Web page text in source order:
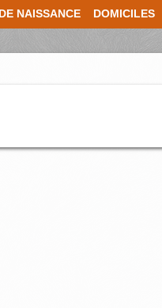
NAISSANCE DOMICILES